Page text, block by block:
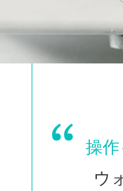
操作
ウ